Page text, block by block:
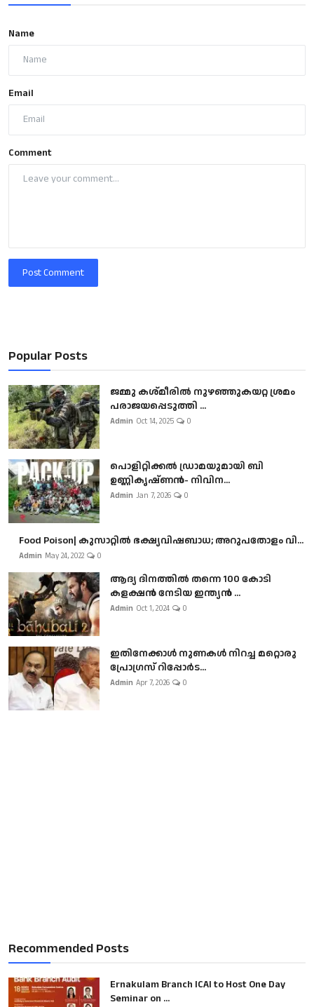
Name
Email
Comment
Post Comment
Popular Posts
ജമ്മു കശ്മീരിൽ നുഴഞ്ഞുകയറ്റ ശ്രമം
പരാജയപ്പെടുത്തി ...
Admin Oct 14, 2025 0
പൊളിറ്റിക്കല്‍ ഡ്രാമയുമായി ബി
ഉണ്ണികൃഷ്ണന്‍- നിവിന...
Admin Jan 7, 2026 0
Food Poison| കുസാറ്റില്‍ ഭക്ഷ്യവിഷബാധ; അറുപതോളം വി...
Admin May 24, 2022 0
ആദ്യ ദിനത്തിൽ തന്നെ 100 കോടി
കളക്ഷൻ നേടിയ ഇന്ത്യൻ ...
Admin Oct 1, 2024 0
ഇതിനേക്കാൾ നുണകൾ നിറച്ച മറ്റൊരു
പ്രോഗ്രസ് റിപ്പോർട...
Admin Apr 7, 2026 0
Recommended Posts
Ernakulam Branch ICAI to Host One Day
Seminar on ...